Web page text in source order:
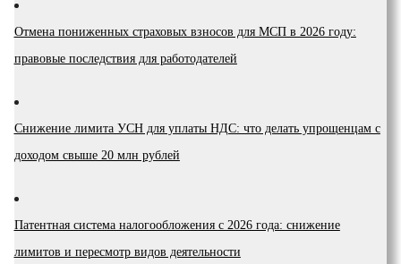
Отмена пониженных страховых взносов для МСП в 2026 году:
правовые последствия для работодателей
Снижение лимита УСН для уплаты НДС: что делать упрощенцам с
доходом свыше 20 млн рублей
Патентная система налогообложения с 2026 года: снижение
лимитов и пересмотр видов деятельности